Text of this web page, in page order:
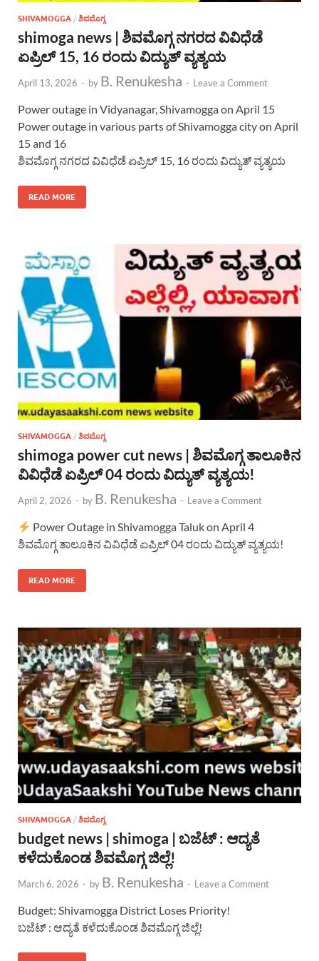
SHIVAMOGGA / ಶಿವಮೊಗ್ಗ
shimoga news | ಶಿವಮೊಗ್ಗ ನಗರದ ವಿವಿಧೆಡೆ
ಏಪ್ರಿಲ್ 15, 16 ರಂದು ವಿದ್ಯುತ್ ವ್ಯತ್ಯಯ
April 13, 2026 - by B. Renukesha - Leave a Comment
Power outage in Vidyanagar, Shivamogga on April 15
Power outage in various parts of Shivamogga city on April
15 and 16
ಶಿವಮೊಗ್ಗ ನಗರದ ವಿವಿಧೆಡೆ ಏಪ್ರಿಲ್ 15, 16 ರಂದು ವಿದ್ಯುತ್ ವ್ಯತ್ಯಯ
READ MORE
SHIVAMOGGA / ಶಿವಮೊಗ್ಗ
shimoga power cut news | ಶಿವಮೊಗ್ಗ ತಾಲೂಕಿನ
ವಿವಿಧೆಡೆ ಏಪ್ರಿಲ್ 04 ರಂದು ವಿದ್ಯುತ್ ವ್ಯತ್ಯಯ!
April 2, 2026 - by B. Renukesha - Leave a Comment
Power Outage in Shivamogga Taluk on April 4
ಶಿವಮೊಗ್ಗ ತಾಲೂಕಿನ ವಿವಿಧೆಡೆ ಏಪ್ರಿಲ್ 04 ರಂದು ವಿದ್ಯುತ್ ವ್ಯತ್ಯಯ!
READ MORE
SHIVAMOGGA / ಶಿವಮೊಗ್ಗ
budget news | shimoga | ಬಜೆಟ್ : ಆದ್ಯತೆ
ಕಳೆದುಕೊಂಡ ಶಿವಮೊಗ್ಗ ಜಿಲ್ಲೆ!
March 6, 2026 - by B. Renukesha - Leave a Comment
Budget: Shivamogga District Loses Priority!
ಬಜೆಟ್ : ಆದ್ಯತೆ ಕಳೆದುಕೊಂಡ ಶಿವಮೊಗ್ಗ ಜಿಲ್ಲೆ!